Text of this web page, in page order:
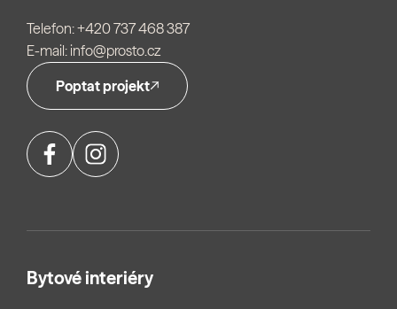
Telefon:+420 737 468 387
E-mail: info@prosto.cz
Poptat projekt
Bytové interiéry